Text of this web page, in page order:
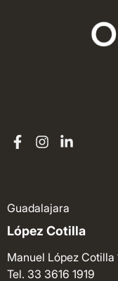
Guadalajara
López Cotilla
Manuel López Cotilla
Tel. 33 3616 1919